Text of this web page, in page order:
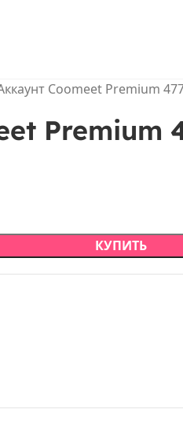
Coomeet Premium
Premium
КУПИТЬ